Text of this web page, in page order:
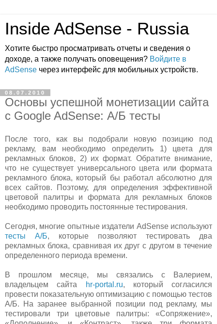
Inside AdSense - Russia
Хотите быстро просматривать отчеты и сведения о
доходе, а также получать оповещения? Войдите в
AdSense через интерфейс для мобильных устройств.
08.07.2010
Основы успешной монетизации сайта
с Google AdSense: А/Б тесты
После того, как вы подобрали новую позицию под
рекламу, вам необходимо определить 1) цвета для
рекламных блоков, 2) их формат. Обратите внимание,
что не существует универсального цвета или формата
рекламного блока, который бы работал абсолютно для
всех сайтов. Поэтому, для определения эффективной
цветовой палитры и формата для рекламных блоков
необходимо проводить постоянные тестирования.
Сегодня, многие опытные издатели AdSense используют
тесты А/Б, которые позволяют тестировать два
рекламных блока, сравнивая их друг с другом в течение
определенного периода времени.
В прошлом месяце, мы связались с Валерием,
владельцем сайта
hr-portal.ru, который согласился
провести показательную оптимизацию с помощью тестов
А/Б. На заранее выбранной позиции под рекламу, мы
тестировали три цветовые палитры: «Сопряжение»,